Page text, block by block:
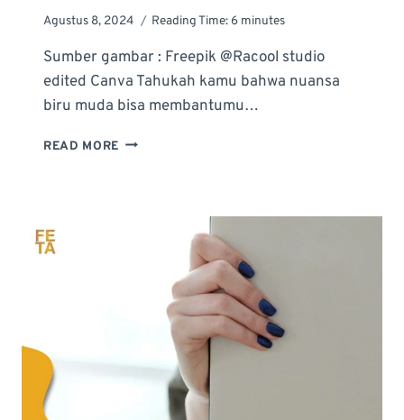
Agustus 8, 2024 Reading Time: 6 minutes
Sumber gambar : Freepik @Racool studio
edited Canva Tahukah kamu bahwa nuansa
biru muda bisa membantumu…
READ MORE IDE
KOMBINASI
WARNANYA